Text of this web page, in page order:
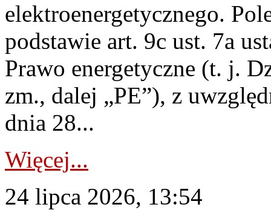
elektroenergetycznego.
podstawie art. 9c ust. 7a
Prawo energetyczne (t. j.
zm., dalej „PE”), z
dnia 28...
Więcej...
24 lipca 2026, 13:54